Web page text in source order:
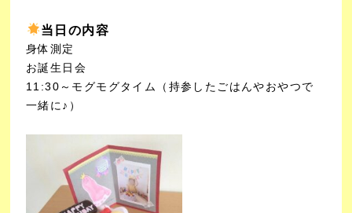
当日の内容
身体測定
お誕生日会
11:30～モグモグタイム（持参したごはんやおやつで
一緒に♪）